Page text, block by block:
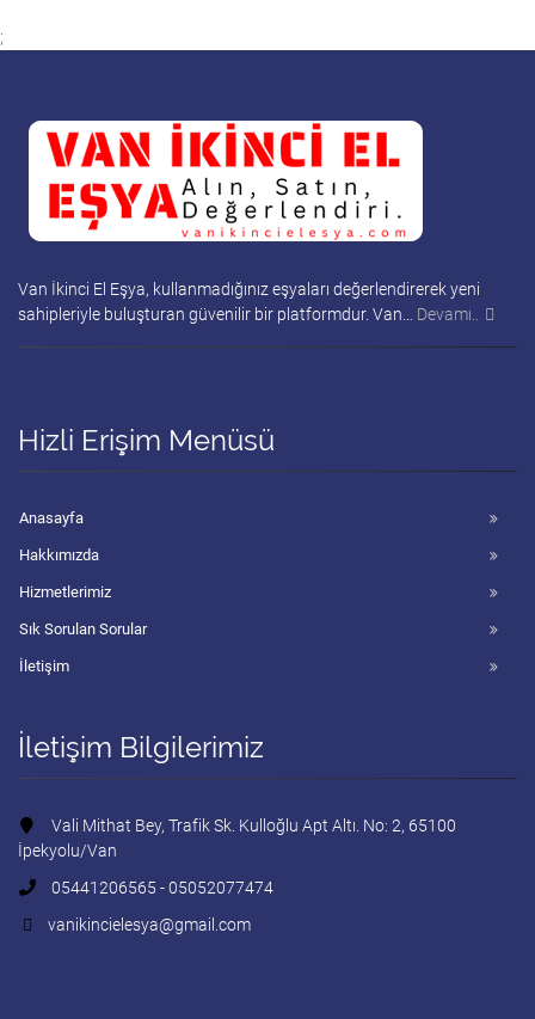
;
Van İkinci El Eşya, kullanmadığınız eşyaları değerlendirerek yeni
sahipleriyle buluşturan güvenilir bir platformdur. Van… Devamı..
Hizli Erişim Menüsü
Anasayfa
Hakkımızda
Hizmetlerimiz
Sık Sorulan Sorular
İletişim
İletişim Bilgilerimiz
Vali Mithat Bey, Trafik Sk. Kulloğlu Apt Altı. No: 2, 65100
İpekyolu/Van
05441206565 - 05052077474
vanikincielesya@gmail.com